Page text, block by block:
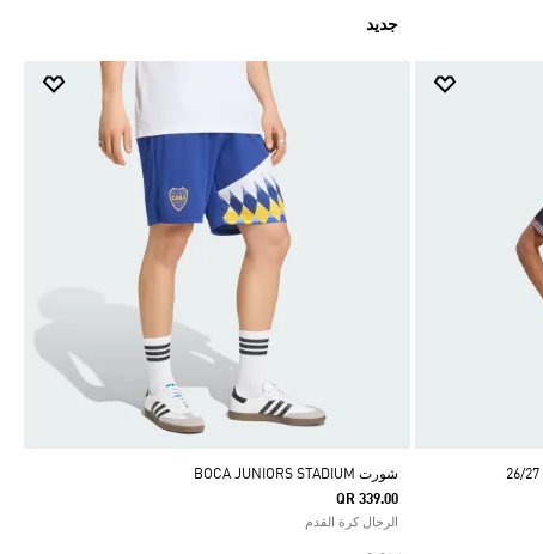
جديد
شورت BOCA JUNIORS STADIUM
QR 339.00
الرجال كرة القدم